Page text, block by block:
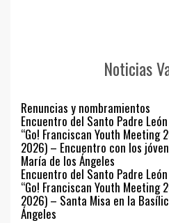
Noticias
Renuncias y nombramientos
Encuentro del Santo Padre
“Go! Franciscan Youth Meeting
2026) – Encuentro con los
María de los Ángeles
Encuentro del Santo Padre
“Go! Franciscan Youth Meeting
2026) – Santa Misa en la
Ángeles